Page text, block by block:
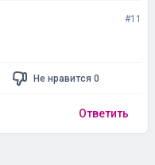
#11
Не нравится 0
Ответить